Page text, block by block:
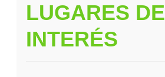
LUGARES DE
INTERÉS